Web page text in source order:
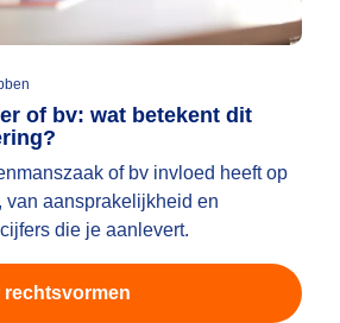
of bv: wat betekent dit
of bv invloed heeft op
van aansprakelijkheid en
die je aanlevert.
rechtsvormen